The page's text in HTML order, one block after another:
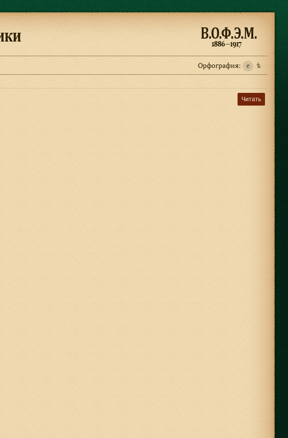
Орфография: e ѣ
Читать